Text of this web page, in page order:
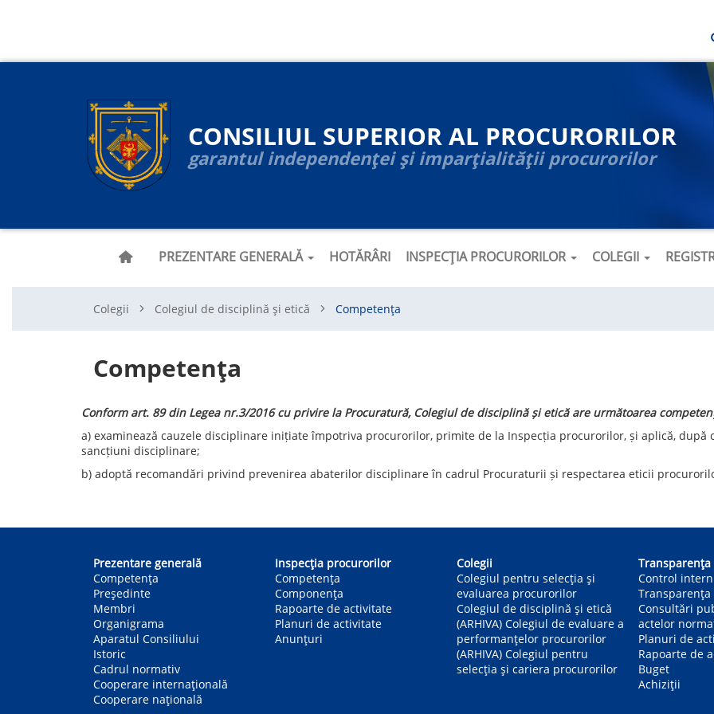
CONSILIUL SUPERIOR AL PROCURORILOR
garantul independenței și imparțialității procurorilor
principală
PREZENTARE GENERALĂ HOTĂRÂRI INSPECȚIA PROCURORILOR COLEGII
Colegii Colegiul de disciplină și etică Competența
Competența
Conform art. 89 din Legea nr.3/2016 cu privire la Procuratură, Colegiul de disciplină și etică are următoarea
a) examinează cauzele disciplinare inițiate împotriva procurorilor, primite de la Inspecția procurorilor, și aplică, după
sancțiuni disciplinare;
b) adoptă recomandări privind prevenirea abaterilor disciplinare în cadrul Procuraturii și respectarea eticii
navigation
Prezentare generală
Competența
Președinte
Membri
Organigrama
Aparatul Consiliului
Istoric
Cadrul normativ
Cooperare internațională
Cooperare națională
Inspecția procurorilor
Competenţa
Componența
Rapoarte de activitate
Planuri de activitate
Anunțuri
Colegii
Colegiul pentru selecția și
evaluarea procurorilor
Colegiul de disciplină și etică
(ARHIVA) Colegiul de evaluare a
performanțelor procurorilor
(ARHIVA) Colegiul pentru
selecția și cariera procurorilor
Transparența
Control
Transparența
Consultări
actelor
Planuri de
Rapoarte de
Buget
Achiziții